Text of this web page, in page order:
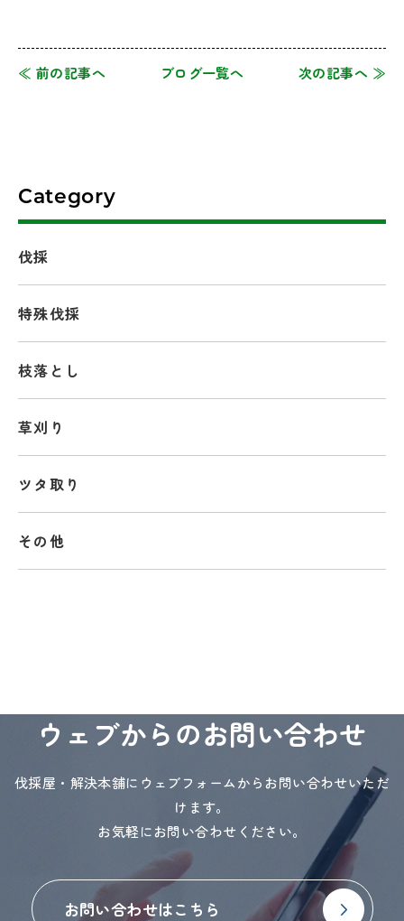
≪ 前の記事へ ブログ一覧へ 次の記事へ ≫
Category
伐採
特殊伐採
枝落とし
草刈り
ツタ取り
その他
ウェブからのお問い合わせ
伐採屋・解決本舗にウェブフォームからお問い合わせいただ
けます。
お気軽にお問い合わせください。
お問い合わせはこちら